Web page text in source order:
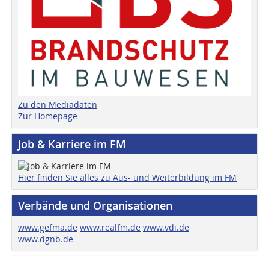
Zu den Mediadaten
Zur Homepage
Job & Karriere im FM
Hier finden Sie alles zu Aus- und Weiterbildung im FM
Verbände und Organisationen
www.gefma.de www.realfm.de www.vdi.de
www.dgnb.de